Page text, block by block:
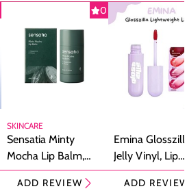
0
SKINCARE
Sensatia Minty
Mocha Lip Balm,
Pelembap Bibir
ADD REVIEW
Emina
Jelly Vinyl, Lip
Cream Glossy
ADD